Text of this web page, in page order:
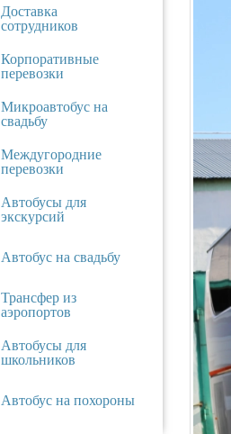
Доставка
сотрудников
Корпоративные
перевозки
Микроавтобус на
свадьбу
Междугородние
перевозки
Автобусы для
экскурсий
Автобус на свадьбу
Трансфер из
аэропортов
Автобусы для
школьников
Автобус на похороны